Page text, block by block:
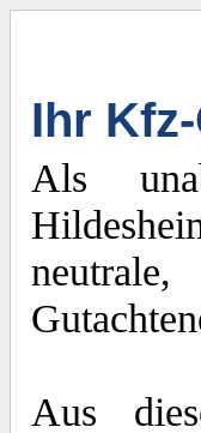
Ihr
Als
Aus